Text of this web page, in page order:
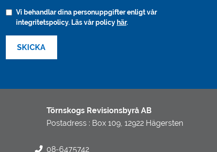
Vi behandlar dina personuppgifter enligt vår
integritetspolicy. Läs vår policy här.
Törnskogs Revisionsbyrå AB
Postadress : Box 109, 12922 Hägersten
08-6475742